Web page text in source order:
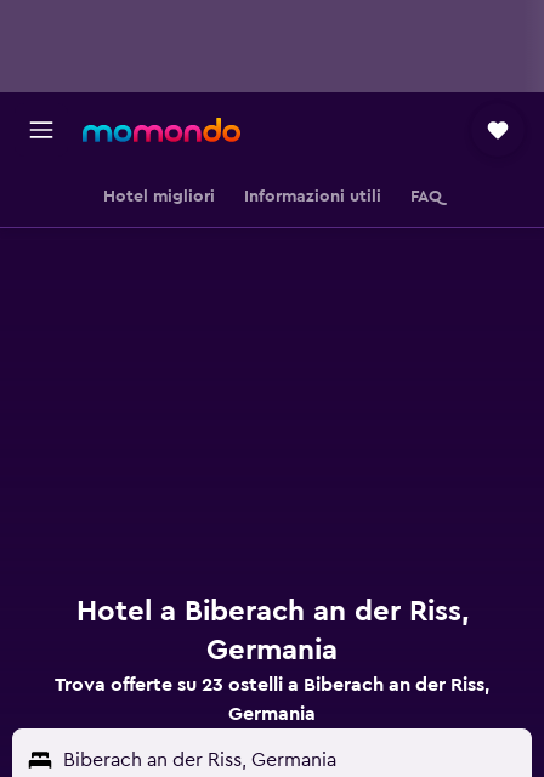
Hotel migliori Informazioni utili FAQ
Hotel a Biberach an der Riss,
Germania
Trova offerte su 23 ostelli a Biberach an der Riss,
Germania
Biberach an der Riss, Germania